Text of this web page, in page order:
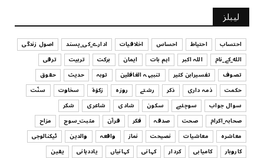
UNCATEGORIZED
کیا آپ اپنے باس کو مؤثر طریقے سے منظم کر رہے ہیں
July 29, 2026
UNCATEGORIZED
اس وقت آپ کا موڈ کیسا ہے؟
July 29, 2026
UNCATEGORIZED
قرض لینے اور دینے میں ہوشیاری
July 29, 2026
لیبلز
احتساب احتیاط احساس اخلاقیات ادارے_کی_پسند
اصول زندگی
الله_کے_نام
اللہ اکبر اہم بات ایمان برکت تربیت
ترقی
تصوف
تفسیرابن کثیر تنبیہہ الغافلین توبہ حدیث
حقوق
حکمت
ذمہ داری ذکر رشتے روزہ زکوٰۃ سخاوت
سنّت
سوال جواب
سوچئیے سکون شادی شاعری
شکر
صحابہ_اکرام
صحت صدقہ فکر قرآن مثبت_سوچ
مزاح
معاشرہ
معاشیات نصیحت نماز واقعہ والدین
ٹیکنالوجی
کاروبار
کامیابی کردار کہانی کہانیاں یاددہانی یقین